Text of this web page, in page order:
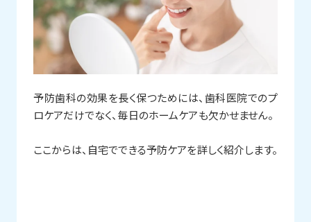
予防歯科の効果を長く保つためには、歯科医院でのプ
ロケアだけでなく、毎日のホームケアも欠かせません。
ここからは、自宅でできる予防ケアを詳しく紹介します。